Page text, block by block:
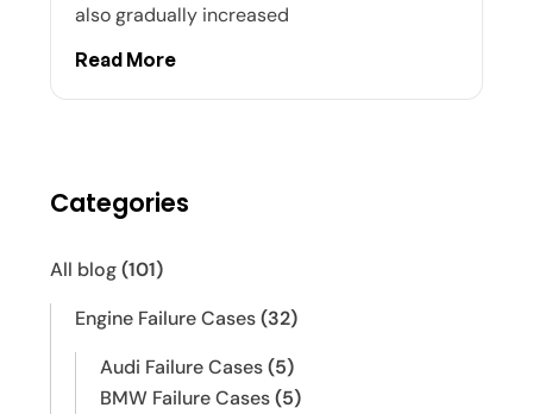
also gradually increased
Read More
Categories
All blog(101)
Engine Failure Cases(32)
Audi Failure Cases(5)
BMW Failure Cases(5)